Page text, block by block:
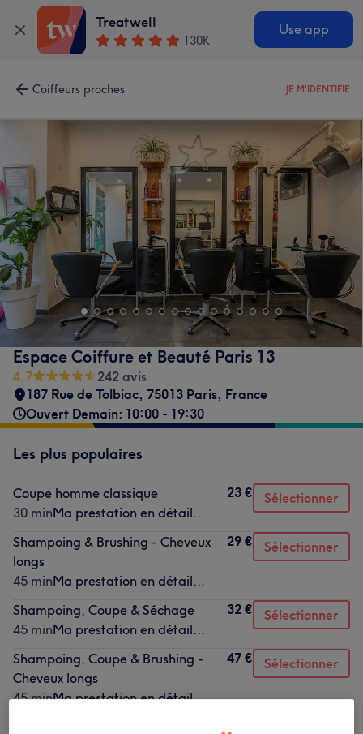
Treatwell
130K
Use app
Coiffeurs proches JE M'IDENTIFIE
Espace Coiffure et Beauté Paris 13
4,7
242 avis
187 Rue de Tolbiac, 75013 Paris, France
Ouvert Demain: 10:00 - 19:30
Les plus populaires
Coupe homme classique
30 minMa prestation en détail...
23 € Sélectionner
Shampoing & Brushing - Cheveux
longs
45 minMa prestation en détail...
29 € Sélectionner
Shampoing, Coupe & Séchage
45 minMa prestation en détail...
32 € Sélectionner
Shampoing, Coupe & Brushing -
Cheveux longs
45 minMa prestation en détail...
47 € Sélectionner